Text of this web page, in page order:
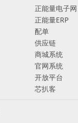
正能量电子网
正能量ERP
配单
供应链
商城系统
官网系统
开放平台
芯扒客